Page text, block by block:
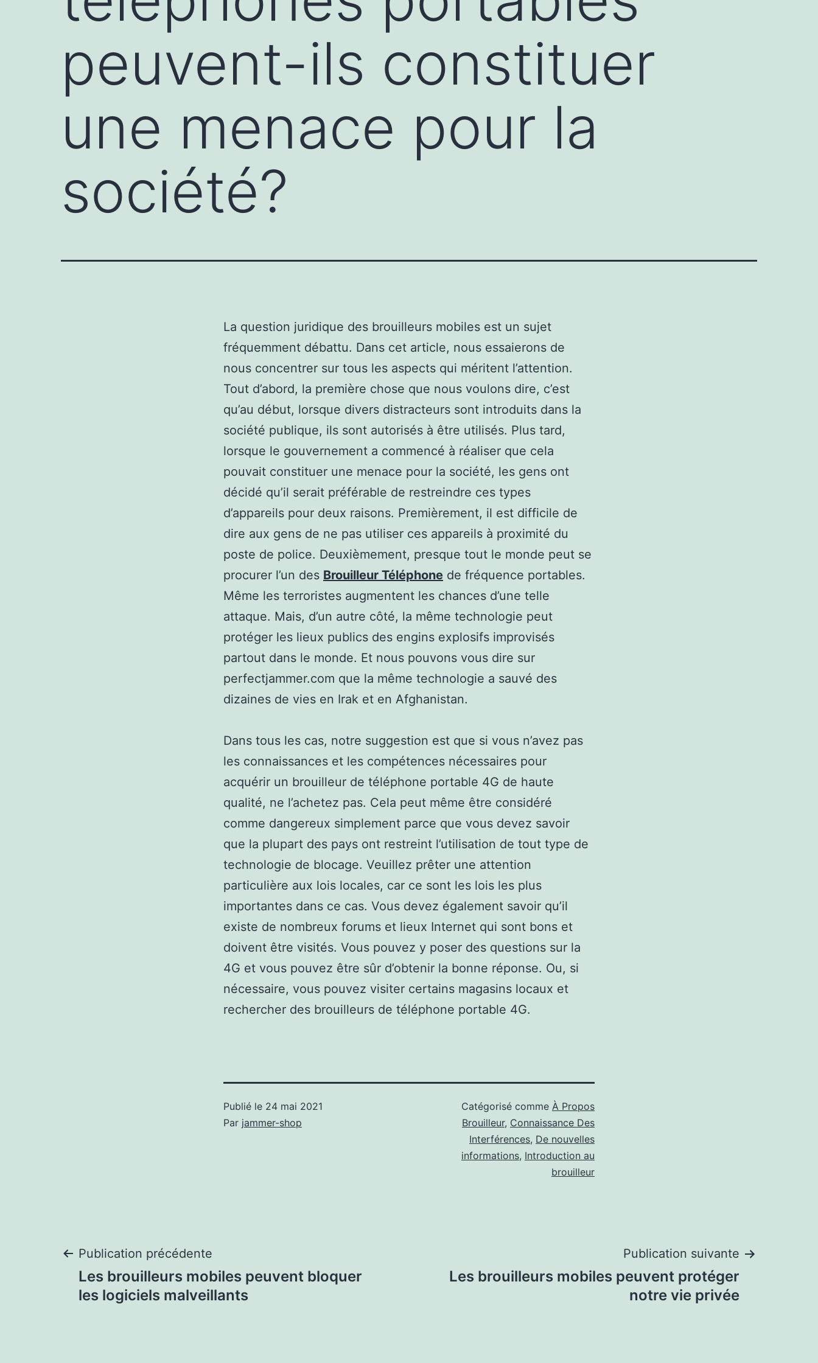
peuvent-ils constituer
une menace pour la
société?
La question juridique des brouilleurs mobiles est un sujet
fréquemment débattu. Dans cet article, nous essaierons de
nous concentrer sur tous les aspects qui méritent l’attention.
Tout d’abord, la première chose que nous voulons dire, c’est
qu’au début, lorsque divers distracteurs sont introduits dans la
société publique, ils sont autorisés à être utilisés. Plus tard,
lorsque le gouvernement a commencé à réaliser que cela
pouvait constituer une menace pour la société, les gens ont
décidé qu’il serait préférable de restreindre ces types
d’appareils pour deux raisons. Premièrement, il est difficile de
dire aux gens de ne pas utiliser ces appareils à proximité du
poste de police. Deuxièmement, presque tout le monde peut se
procurer l’un des Brouilleur Téléphone de fréquence portables.
Même les terroristes augmentent les chances d’une telle
attaque. Mais, d’un autre côté, la même technologie peut
protéger les lieux publics des engins explosifs improvisés
partout dans le monde. Et nous pouvons vous dire sur
perfectjammer.com que la même technologie a sauvé des
dizaines de vies en Irak et en Afghanistan.
Dans tous les cas, notre suggestion est que si vous n’avez pas
les connaissances et les compétences nécessaires pour
acquérir un brouilleur de téléphone portable 4G de haute
qualité, ne l’achetez pas. Cela peut même être considéré
comme dangereux simplement parce que vous devez savoir
que la plupart des pays ont restreint l’utilisation de tout type de
technologie de blocage. Veuillez prêter une attention
particulière aux lois locales, car ce sont les lois les plus
importantes dans ce cas. Vous devez également savoir qu’il
existe de nombreux forums et lieux Internet qui sont bons et
doivent être visités. Vous pouvez y poser des questions sur la
4G et vous pouvez être sûr d’obtenir la bonne réponse. Ou, si
nécessaire, vous pouvez visiter certains magasins locaux et
rechercher des brouilleurs de téléphone portable 4G.
Publié le 24 mai 2021
Par jammer-shop
Catégorisé comme À Propos
Brouilleur, Connaissance Des
Interférences, De nouvelles
informations, Introduction au
brouilleur
Navigation
de
Publication précédente
Les brouilleurs mobiles peuvent bloquer
les logiciels malveillants
Publication suivante
Les brouilleurs mobiles peuvent protéger
notre vie privée